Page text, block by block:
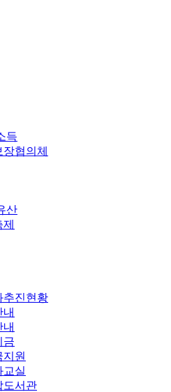
득
협의체
산
추진현황
내
내
금
원
교실
도서관